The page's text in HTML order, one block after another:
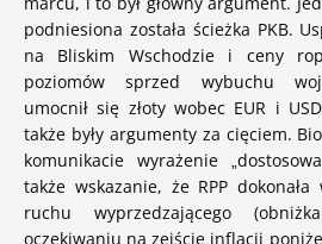
podniesiona została ścieżka PKB.
na Bliskim Wschodzie i ceny
poziomów sprzed wybuchu
umocnił się złoty wobec EUR i
także były argumenty za cięciem.
komunikacie wyrażenie
także wskazanie, że RPP
ruchu wyprzedzającego
oczekiwaniu na zejście inflacji